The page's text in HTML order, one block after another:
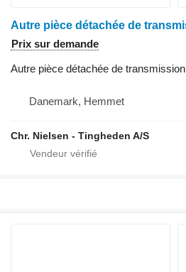
Prix sur demande
Autre pièce détachée de transmission
Danemark, Hemmet
Chr. Nielsen - Tingheden A/S